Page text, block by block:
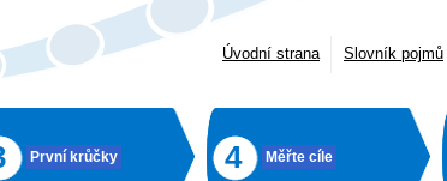
Úvodní strana Slovník pojmů
První krůčky 4 Měřte cíle